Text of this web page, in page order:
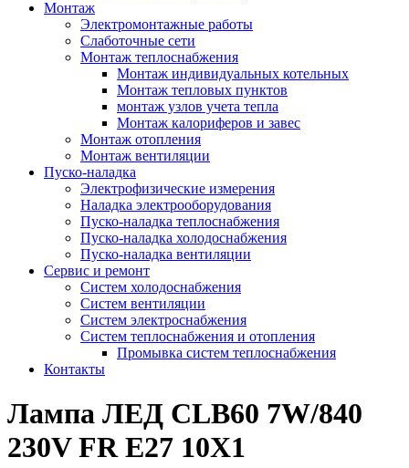
Монтаж
Электромонтажные работы
Слаботочные сети
Монтаж теплоснабжения
Монтаж индивидуальных котельных
Монтаж тепловых пунктов
монтаж узлов учета тепла
Монтаж калориферов и завес
Монтаж отопления
Монтаж вентиляции
Пуско-наладка
Электрофизические измерения
Наладка электрооборудования
Пуско-наладка теплоснабжения
Пуско-наладка холодоснабжения
Пуско-наладка вентиляции
Сервис и ремонт
Систем холодоснабжения
Систем вентиляции
Систем электроснабжения
Систем теплоснабжения и отопления
Промывка систем теплоснабжения
Контакты
Лампа ЛЕД CLB60 7W/840
230V FR E27 10X1